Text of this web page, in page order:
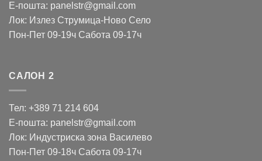
Е-пошта: panelstr@gmail.com
Лок: Излез Струмица-Ново Село
Пон-Пет 09-19ч Сабота 09-17ч
САЛОН 2
Тел: +389 71 214 604
Е-пошта: panelstr@gmail.com
Лок: Индустриска зона Василево
Пон-Пет 09-18ч Сабота 09-17ч